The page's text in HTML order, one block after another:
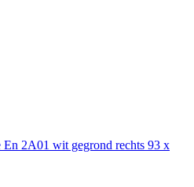
2A01 wit gegrond rechts 93 x